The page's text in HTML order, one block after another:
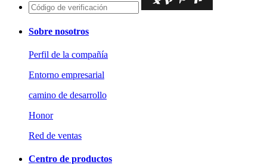
Sobre nosotros
Perfil de la compañía
Entorno empresarial
camino de desarrollo
Honor
Red de ventas
Centro de productos